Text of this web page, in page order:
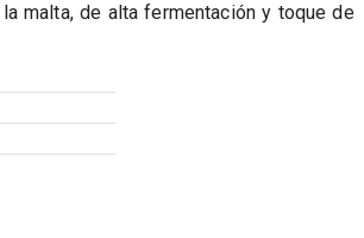
malta, de alta fermentación y toque de